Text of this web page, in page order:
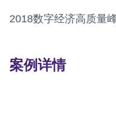
2018数字经济高质量
案例详情